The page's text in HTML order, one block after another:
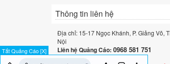
Thông tin liên hệ
Địa chỉ: 15-17 Ngọc Khánh, P. Giảng Võ,
Nội
Liên hệ Quảng Cáo: 0968 581 751
Lưu ý:
Tắt Quảng Cáo [X]